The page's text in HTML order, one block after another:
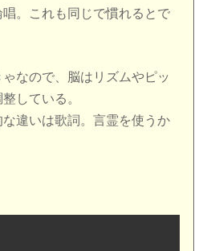
。これも同じで慣れるとで
なので、脳はリズムやピッ
している。
違いは歌詞。言霊を使うか